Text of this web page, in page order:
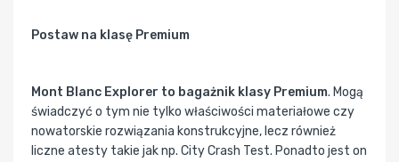
Postaw na klasę Premium
Mont Blanc Explorer to bagażnik klasy Premium. Mogą
świadczyć o tym nie tylko właściwości materiałowe czy
nowatorskie rozwiązania konstrukcyjne, lecz również
liczne atesty takie jak np. City Crash Test. Ponadto jest on